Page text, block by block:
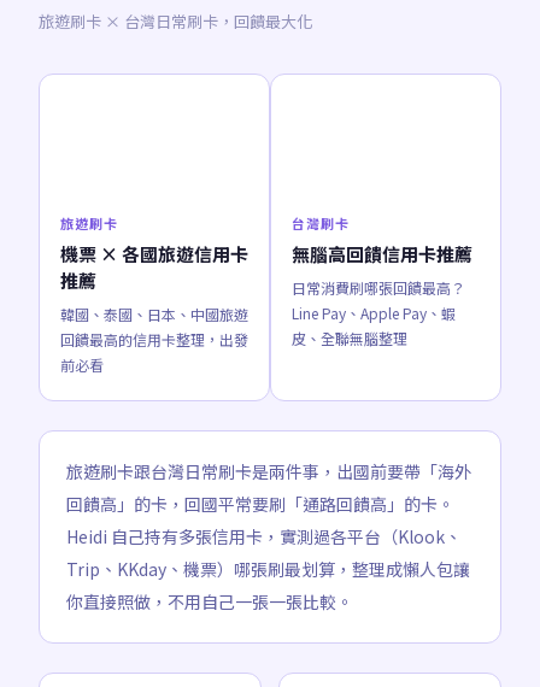
旅遊刷卡 × 台灣日常刷卡，回饋最大化
旅遊刷卡
機票 × 各國旅遊信用卡
推薦
韓國、泰國、日本、中國旅遊
回饋最高的信用卡整理，出發
前必看
台灣刷卡
無腦高回饋信用卡推薦
日常消費刷哪張回饋最高？
Line Pay、Apple Pay、蝦
皮、全聯無腦整理
旅遊刷卡跟台灣日常刷卡是兩件事，出國前要帶「海外
回饋高」的卡，回國平常要刷「通路回饋高」的卡。
Heidi 自己持有多張信用卡，實測過各平台（Klook、
Trip、KKday、機票）哪張刷最划算，整理成懶人包讓
你直接照做，不用自己一張一張比較。